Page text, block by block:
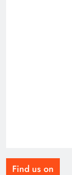
Find us on